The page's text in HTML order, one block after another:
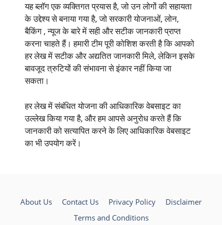
यह ब्लॉग एक व्यक्तिगत प्रयास है, जो उन लोगों की सहायता
के उद्देश्य से बनाया गया है, जो सरकारी योजनाओं, लोन,
बैकिंग , न्यूज के बारे में सही और सटीक जानकारी प्राप्त
करना चाहते हैं। हमारी टीम पूरी कोशिश करती है कि आपको
हर लेख में सटीक और अद्यतित जानकारी मिले, लेकिन इसके
बावजूद त्रुटियों की संभावना से इंकार नहीं किया जा
सकता।
हर लेख में संबंधित योजना की आधिकारिक वेबसाइट का
उल्लेख किया गया है, और हम आपसे अनुरोध करते हैं कि
जानकारी को सत्यापित करने के लिए आधिकारिक वेबसाइट
का भी उपयोग करें।
About Us Contact Us Privacy Policy
Disclaimer
Terms and Conditions